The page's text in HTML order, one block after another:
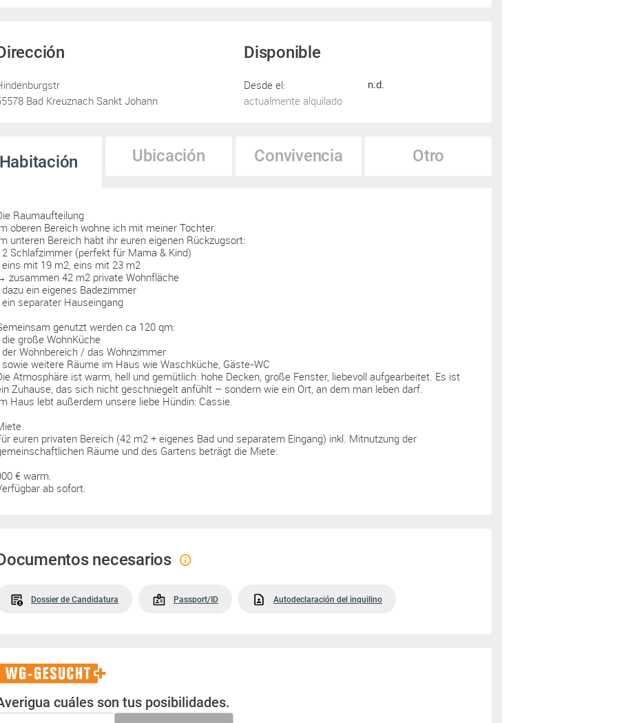
Bad Kreuznach Sankt Johann
Disponible
Desde el: n.d.
actualmente alquilado
Ubicación Convivencia Otro
Raumaufteilung
oberen Bereich wohne ich mit meiner Tochter.
unteren Bereich habt ihr euren eigenen Rückzugsort:
2 Schlafzimmer (perfekt für Mama & Kind)
eins mit 19 m2, eins mit 23 m2
zusammen 42 m2 private Wohnfläche
dazu ein eigenes Badezimmer
ein separater Hauseingang
genutzt werden ca 120 qm:
die große WohnKüche
der Wohnbereich / das Wohnzimmer
sowie weitere Räume im Haus wie Waschküche, Gäste-WC
Atmosphäre ist warm, hell und gemütlich: hohe Decken, große Fenster, liebevoll aufgearbeitet. Es ist
Zuhause, das sich nicht geschniegelt anfühlt – sondern wie ein Ort, an dem man leben darf.
Haus lebt außerdem unsere liebe Hündin: Cassie.
euren privaten Bereich (42 m2 + eigenes Bad und separatem Eingang) inkl. Mitnutzung der
Räume und des Gartens beträgt die Miete:
€ warm.
ab sofort.
necesarios
Dossier de Candidatura Passport/ID Autodeclaración del inquilino
cuáles son tus posibilidades.